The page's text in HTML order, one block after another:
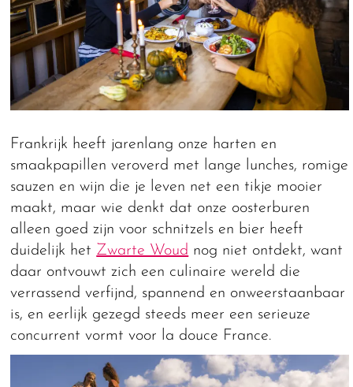
Frankrijk heeft jarenlang onze harten en
smaakpapillen veroverd met lange lunches, romige
sauzen en wijn die je leven net een tikje mooier
maakt, maar wie denkt dat onze oosterburen
alleen goed zijn voor schnitzels en bier heeft
duidelijk het Zwarte Woud nog niet ontdekt, want
daar ontvouwt zich een culinaire wereld die
verrassend verfijnd, spannend en onweerstaanbaar
is, en eerlijk gezegd steeds meer een serieuze
concurrent vormt voor la douce France.